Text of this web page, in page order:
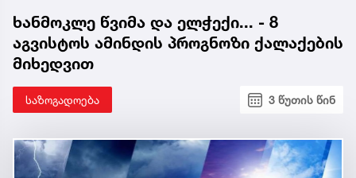
ხანმოკლე წვიმა და ელჭექი... - 8
აგვისტოს ამინდის პროგნოზი ქალაქების
მიხედვით
საზოგადოება 3 წუთის წინ